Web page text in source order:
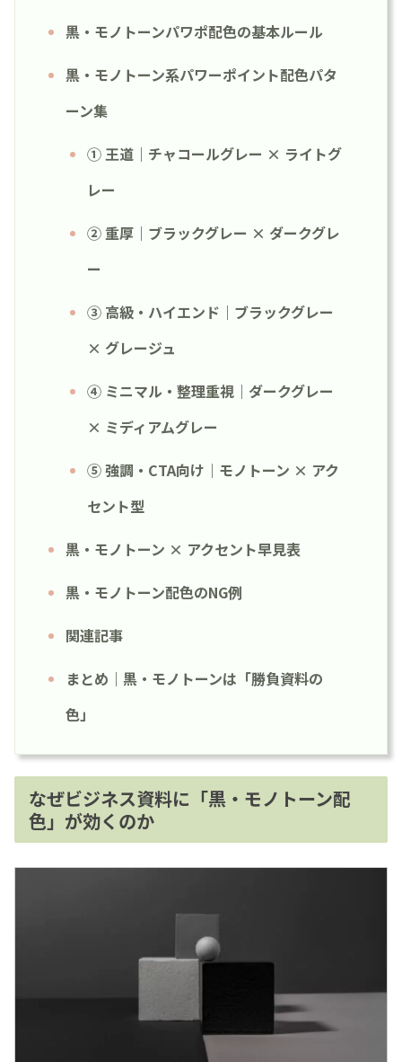
黒・モノトーンパワポ配色の基本ルール
黒・モノトーン系パワーポイント配色パタ
ーン集
① 王道｜チャコールグレー × ライトグ
レー
② 重厚｜ブラックグレー × ダークグレ
ー
③ 高級・ハイエンド｜ブラックグレー
× グレージュ
④ ミニマル・整理重視｜ダークグレー
× ミディアムグレー
⑤ 強調・CTA向け｜モノトーン × アク
セント型
黒・モノトーン × アクセント早見表
黒・モノトーン配色のNG例
関連記事
まとめ｜黒・モノトーンは「勝負資料の
色」
なぜビジネス資料に「黒・モノトーン配
色」が効くのか